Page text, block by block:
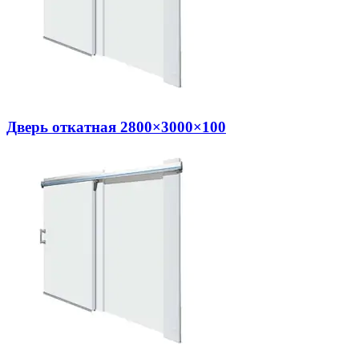
Дверь откатная 2800×3000×100